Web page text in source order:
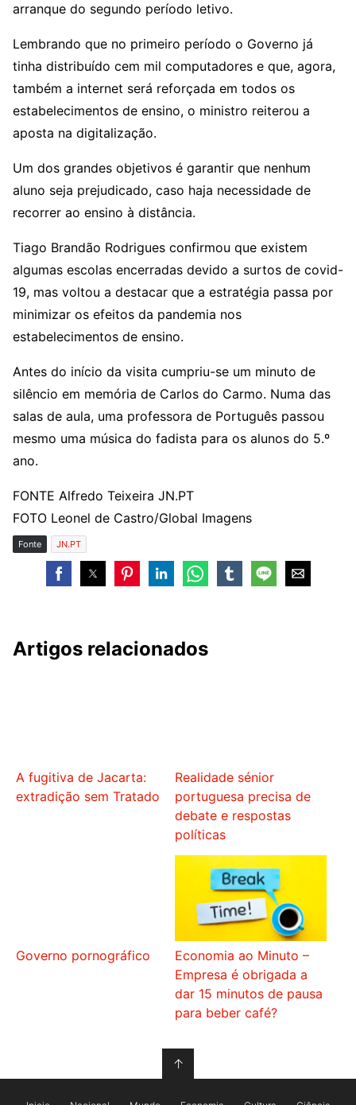
arranque do segundo período letivo.
Lembrando que no primeiro período o Governo já
tinha distribuído cem mil computadores e que, agora,
também a internet será reforçada em todos os
estabelecimentos de ensino, o ministro reiterou a
aposta na digitalização.
Um dos grandes objetivos é garantir que nenhum
aluno seja prejudicado, caso haja necessidade de
recorrer ao ensino à distância.
Tiago Brandão Rodrigues confirmou que existem
algumas escolas encerradas devido a surtos de covid-
19, mas voltou a destacar que a estratégia passa por
minimizar os efeitos da pandemia nos
estabelecimentos de ensino.
Antes do início da visita cumpriu-se um minuto de
silêncio em memória de Carlos do Carmo. Numa das
salas de aula, uma professora de Português passou
mesmo uma música do fadista para os alunos do 5.º
ano.
FONTE Alfredo Teixeira JN.PT
FOTO Leonel de Castro/Global Imagens
Fonte JN.PT
Artigos relacionados
A fugitiva de Jacarta:
extradição sem Tratado
Realidade sénior
portuguesa precisa de
debate e respostas
políticas
Governo pornográfico
Economia ao Minuto –
Empresa é obrigada a
dar 15 minutos de pausa
para beber café?
↑